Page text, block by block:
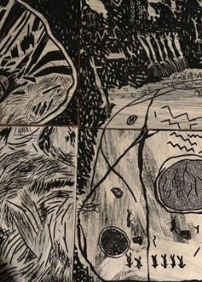
Configuración de cookies
Universidad de los Andes |
Reconocimiento como
de mayo de 1964.
Resolución 28 del 23 de febrero
Acreditación institucional de alta
Resolución 000194 del 16 de
Posgrados
Ext. 4925